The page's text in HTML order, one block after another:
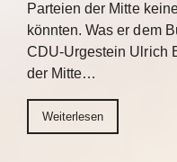
Parteien der Mitte
könnten. Was er dem
CDU-Urgestein Ulrich
der Mitte…
Weiterlesen